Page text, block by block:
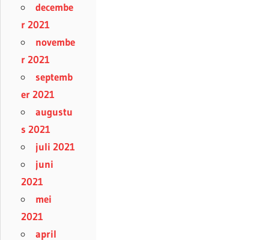
decembe
r 2021
novembe
r 2021
septemb
er 2021
augustu
s 2021
juli 2021
juni
2021
mei
2021
april